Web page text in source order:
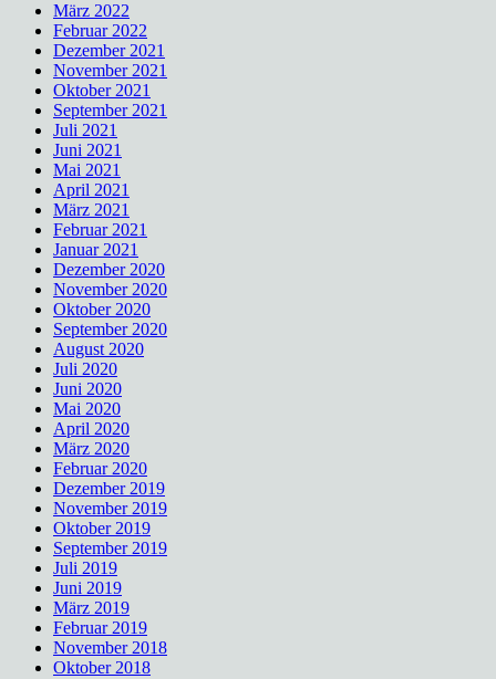
März 2022
Februar 2022
Dezember 2021
November 2021
Oktober 2021
September 2021
Juli 2021
Juni 2021
Mai 2021
April 2021
März 2021
Februar 2021
Januar 2021
Dezember 2020
November 2020
Oktober 2020
September 2020
August 2020
Juli 2020
Juni 2020
Mai 2020
April 2020
März 2020
Februar 2020
Dezember 2019
November 2019
Oktober 2019
September 2019
Juli 2019
Juni 2019
März 2019
Februar 2019
November 2018
Oktober 2018